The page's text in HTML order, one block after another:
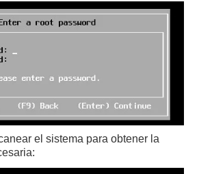
el sistema para obtener la